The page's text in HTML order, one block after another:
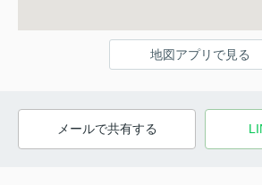
地図アプリで見る
メールで共有する